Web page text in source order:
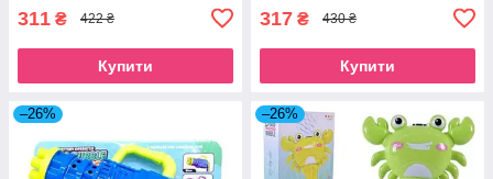
311 ₴ 422 ₴
Купити
317 ₴ 430 ₴
Купити
–26% –26%